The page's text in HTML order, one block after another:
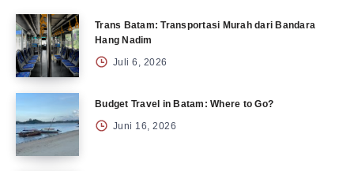
Trans Batam: Transportasi Murah dari Bandara
Hang Nadim
Juli 6, 2026
Budget Travel in Batam: Where to Go?
Juni 16, 2026